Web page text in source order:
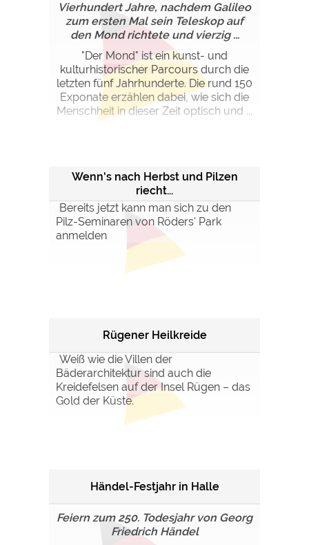
Vierhundert Jahre, nachdem Galileo
zum ersten Mal sein Teleskop auf
den Mond richtete und vierzig ...
"Der Mond" ist ein kunst- und
kulturhistorischer Parcours durch die
letzten fünf Jahrhunderte. Die rund 150
Exponate erzählen dabei, wie sich die
Menschheit in dieser Zeit optisch und ...
Wenn's nach Herbst und Pilzen
riecht...
Bereits jetzt kann man sich zu den
Pilz-Seminaren von Röders' Park
anmelden
Rügener Heilkreide
Weiß wie die Villen der
Bäderarchitektur sind auch die
Kreidefelsen auf der Insel Rügen – das
Gold der Küste.
Händel-Festjahr in Halle
Feiern zum 250. Todesjahr von Georg
Friedrich Händel